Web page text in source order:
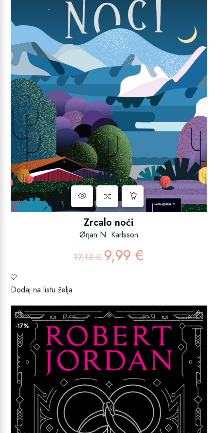
Zrcalo noći
Ørjan N. Karlsson
17,13€ Izvorna
cijena
9,99 €
Dodaj na listu želja
-17%